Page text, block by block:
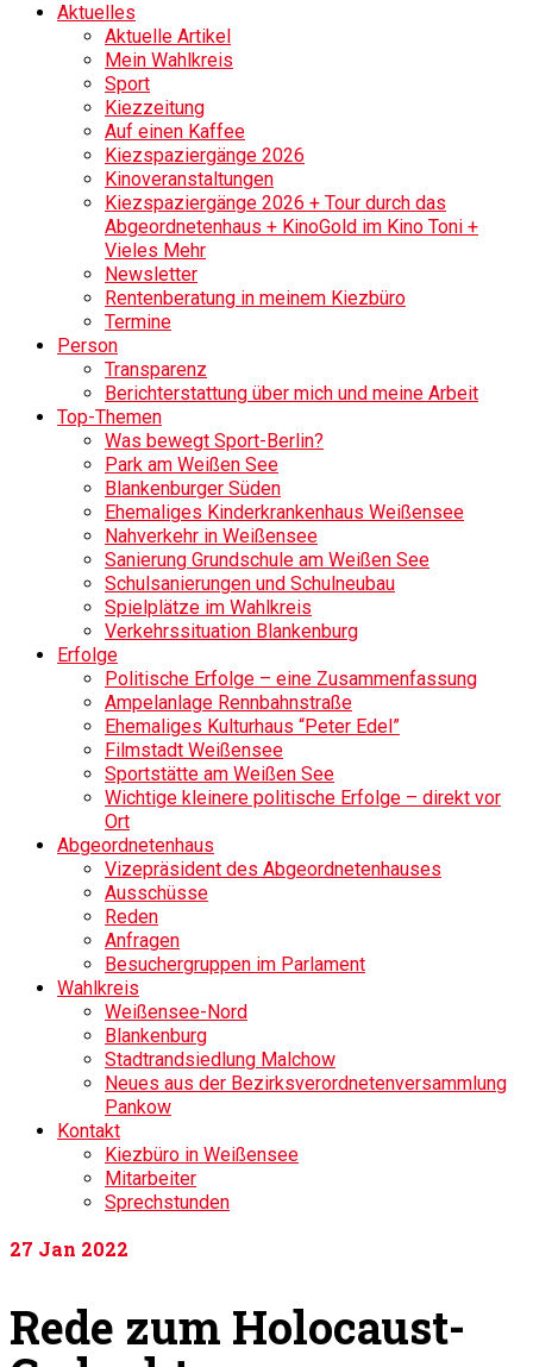
Aktuelles
Aktuelle Artikel
Mein Wahlkreis
Sport
Kiezzeitung
Auf einen Kaffee
Kiezspaziergänge 2026
Kinoveranstaltungen
Kiezspaziergänge 2026 + Tour durch das
Abgeordnetenhaus + KinoGold im Kino Toni +
Vieles Mehr
Newsletter
Rentenberatung in meinem Kiezbüro
Termine
Person
Transparenz
Berichterstattung über mich und meine Arbeit
Top-Themen
Was bewegt Sport-Berlin?
Park am Weißen See
Blankenburger Süden
Ehemaliges Kinderkrankenhaus Weißensee
Nahverkehr in Weißensee
Sanierung Grundschule am Weißen See
Schulsanierungen und Schulneubau
Spielplätze im Wahlkreis
Verkehrssituation Blankenburg
Erfolge
Politische Erfolge – eine Zusammenfassung
Ampelanlage Rennbahnstraße
Ehemaliges Kulturhaus “Peter Edel”
Filmstadt Weißensee
Sportstätte am Weißen See
Wichtige kleinere politische Erfolge – direkt vor
Ort
Abgeordnetenhaus
Vizepräsident des Abgeordnetenhauses
Ausschüsse
Reden
Anfragen
Besuchergruppen im Parlament
Wahlkreis
Weißensee-Nord
Blankenburg
Stadtrandsiedlung Malchow
Neues aus der Bezirksverordnetenversammlung
Pankow
Kontakt
Kiezbüro in Weißensee
Mitarbeiter
Sprechstunden
27 Jan 2022
Rede zum Holocaust-